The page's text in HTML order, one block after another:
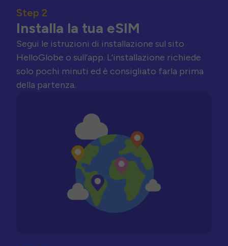
Step 2
Installa la tua eSIM
Segui le istruzioni di installazione sul sito
HelloGlobe o sull’app. L’installazione richiede
solo pochi minuti ed è consigliato farla prima
della partenza.